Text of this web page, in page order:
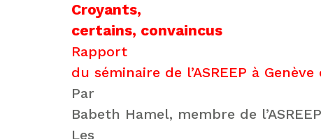
Croyants,
certains, convaincus
Rapport
du séminaire de l’ASREEP à Genève
Par
Babeth Hamel, membre de
Les